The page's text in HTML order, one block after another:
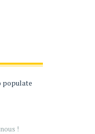
populate
!